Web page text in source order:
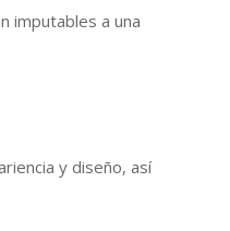
imputables a una
y diseño, así